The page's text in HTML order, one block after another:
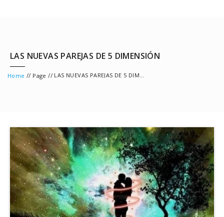
LAS NUEVAS PAREJAS DE 5 DIMENSIÓN
Home // Page // LAS NUEVAS PAREJAS DE 5 DIMENSIÓN